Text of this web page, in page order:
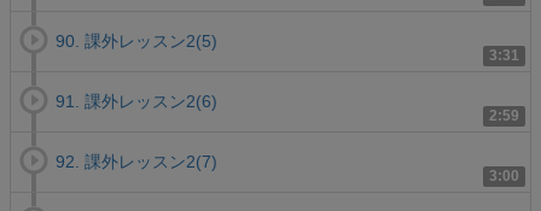
3:31
90. 課外レッスン2(5)
2:59
91. 課外レッスン2(6)
3:00
92. 課外レッスン2(7)